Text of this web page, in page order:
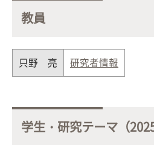
教員
只野 亮 研究者情報
学生・研究テーマ（